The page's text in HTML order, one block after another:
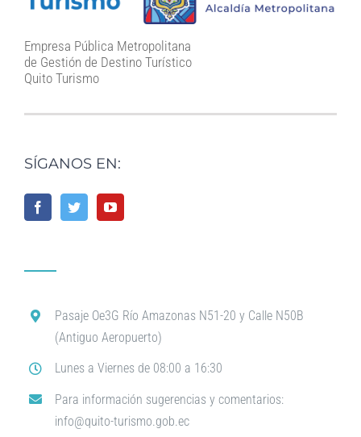
Empresa Pública Metropolitana
de Gestión de Destino Turístico
Quito Turismo
SÍGANOS EN:
Pasaje Oe3G Río Amazonas N51-20 y Calle N50B
(Antiguo Aeropuerto)
Lunes a Viernes de 08:00 a 16:30
Para información sugerencias y comentarios:
info@quito-turismo.gob.ec